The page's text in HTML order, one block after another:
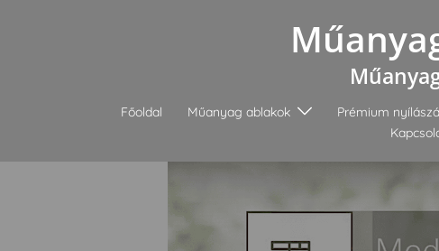
Főoldal Műanyag ablakok Prémium